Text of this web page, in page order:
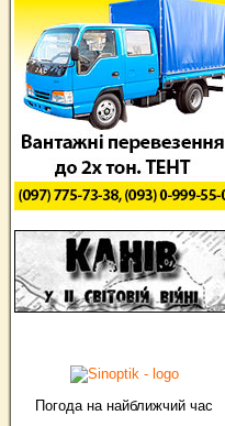
Погода на найближчий час